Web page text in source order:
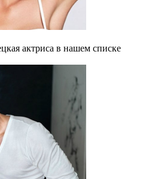
актриса в нашем списке